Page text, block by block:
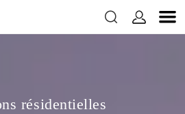
 
résidentielles